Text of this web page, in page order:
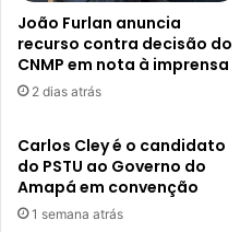
João Furlan anuncia
recurso contra decisão do
CNMP em nota à imprensa
2 dias atrás
Carlos Cley é o candidato
do PSTU ao Governo do
Amapá em convenção
1 semana atrás